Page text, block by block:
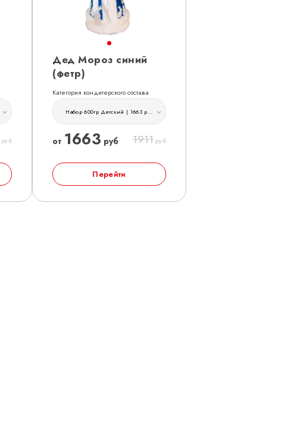
руб
Дед Мороз синий
(фетр)
Категория кондитерского состава
Набор 600гр Детский | 1663 руб
от 1663 руб 1911 руб
Перейти